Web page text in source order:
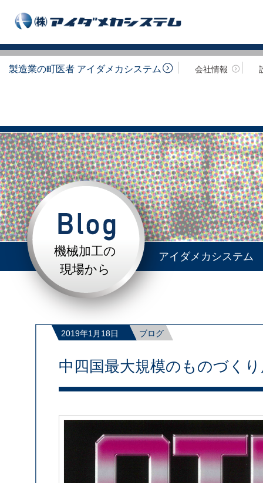
製造業の町医者 アイダメカシステム 会社情報
機械加工の
現場から
アイダメカシステム
2019年1月18日 ブログ
中四国最大規模のものづく